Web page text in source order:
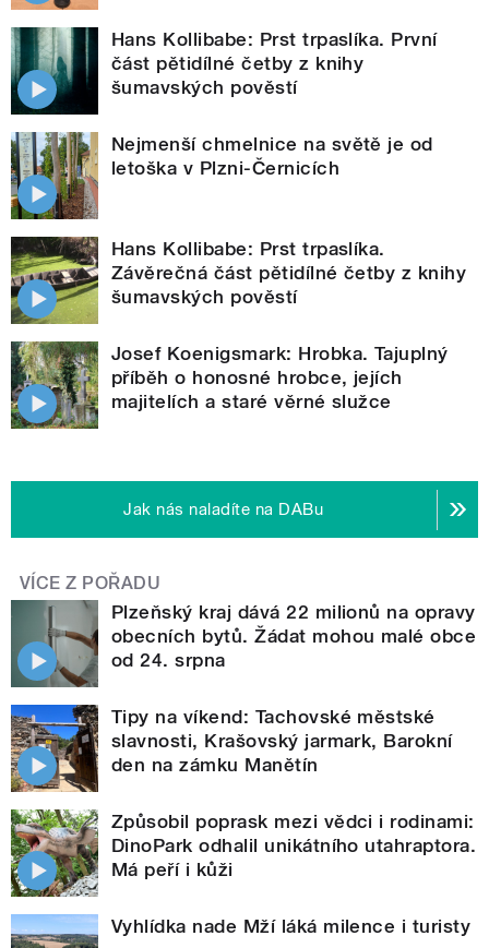
Hans Kollibabe: Prst trpaslíka. První
část pětidílné četby z knihy
šumavských pověstí
Nejmenší chmelnice na světě je od
letoška v Plzni-Černicích
Hans Kollibabe: Prst trpaslíka.
Závěrečná část pětidílné četby z knihy
šumavských pověstí
Josef Koenigsmark: Hrobka. Tajuplný
příběh o honosné hrobce, jejích
majitelích a staré věrné služce
Jak nás naladíte na DABu
VÍCE Z POŘADU
Plzeňský kraj dává 22 milionů na opravy
obecních bytů. Žádat mohou malé obce
od 24. srpna
Tipy na víkend: Tachovské městské
slavnosti, Krašovský jarmark, Barokní
den na zámku Manětín
Způsobil poprask mezi vědci i rodinami:
DinoPark odhalil unikátního utahraptora.
Má peří i kůži
Vyhlídka nade Mží láká milence i turisty